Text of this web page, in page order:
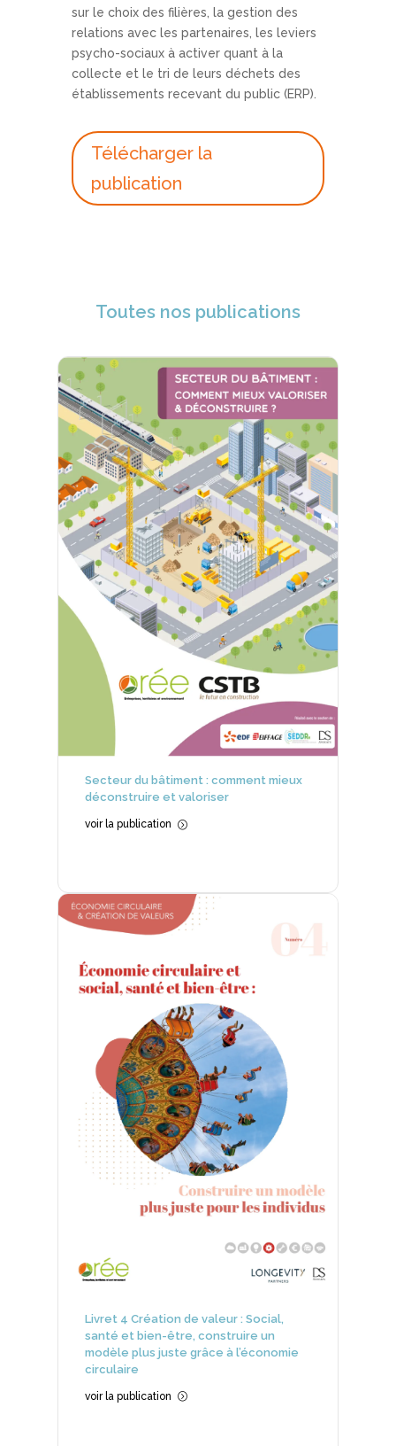
sur le choix des filières, la gestion des
relations avec les partenaires, les leviers
psycho-sociaux à activer quant à la
collecte et le tri de leurs déchets des
établissements recevant du public (ERP).
Télécharger la
publication
Toutes nos publications
Secteur du bâtiment : comment mieux
déconstruire et valoriser
voir la publication =
Livret 4 Création de valeur : Social,
santé et bien-être, construire un
modèle plus juste grâce à l’économie
circulaire
voir la publication =